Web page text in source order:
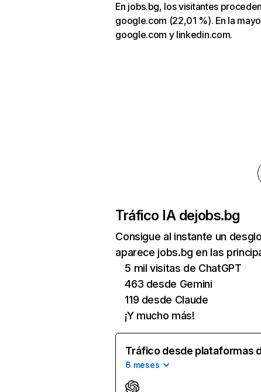
En jobs.bg, los visitantes
google.com (22,01 %). En la
google.com y linkedin.com.
Tráfico IA dejobs.bg
Consigue al instante un
aparece jobs.bg en las
5 mil visitas de ChatGPT
463 desde Gemini
119 desde Claude
¡Y mucho más!
Tráfico desde plataformas
6 meses